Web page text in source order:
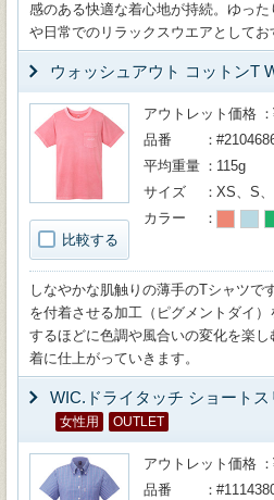
感のある快適な着心地が持続。ゆっ
や日常でのリラックスウエアとしてお
ウォッシュアウト コットンT
比較する
アウトレット価格
品番
平均重量
115g
サイズ
XS、S
カラー
しなやかな肌触りの薄手のTシャツで
を付着させる加工（ピグメントダイ
するほどに色調や風合いの変化を楽
着に仕上がっていきます。
WIC.ドライタッチ ショート
女性用 OUTLET
アウトレット価格
品番